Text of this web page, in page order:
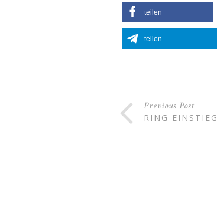
teilen
teilen
Previous Post
RING